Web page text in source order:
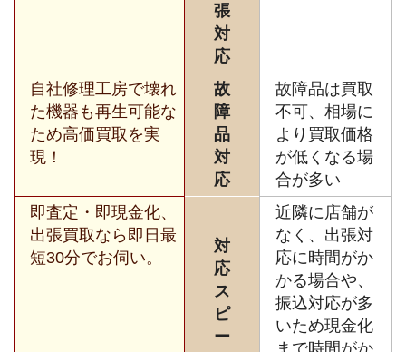
張
対
応
自社修理工房で壊れ
た機器も再生可能な
ため高価買取を実
現！
故
障
品
対
応
故障品は買取
不可、相場に
より買取価格
が低くなる場
合が多い
即査定・即現金化、
出張買取なら即日最
短30分でお伺い。
対
応
ス
ピ
ー
近隣に店舗が
なく、出張対
応に時間がか
かる場合や、
振込対応が多
いため現金化
まで時間がか